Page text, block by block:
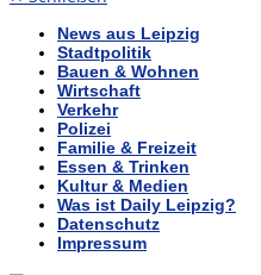
News aus Leipzig
Stadtpolitik
Bauen & Wohnen
Wirtschaft
Verkehr
Polizei
Familie & Freizeit
Essen & Trinken
Kultur & Medien
Was ist Daily Leipzig?
Datenschutz
Impressum